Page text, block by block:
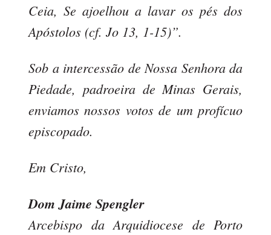
Ceia, Se ajoelhou a lavar os pés dos
Apóstolos (cf. Jo 13, 1-15)”.
Sob a intercessão de Nossa Senhora da
Piedade, padroeira de Minas Gerais,
enviamos nossos votos de um profícuo
episcopado.
Em Cristo,
Dom Jaime Spengler
Arcebispo da Arquidiocese de Porto